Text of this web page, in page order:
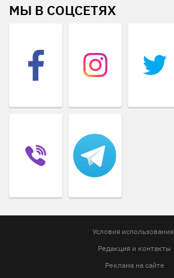
МЫ В СОЦСЕТЯХ
Условия использования
Редакция и контакты
Реклама на сайте